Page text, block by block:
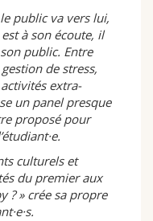
public va vers lui,
à son écoute, il
public. Entre
de stress,
extra-
un panel presque
proposé pour
culturels et
du premier aux
? » crée sa propre